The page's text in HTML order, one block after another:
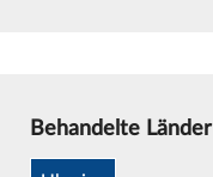
Behandelte Länder